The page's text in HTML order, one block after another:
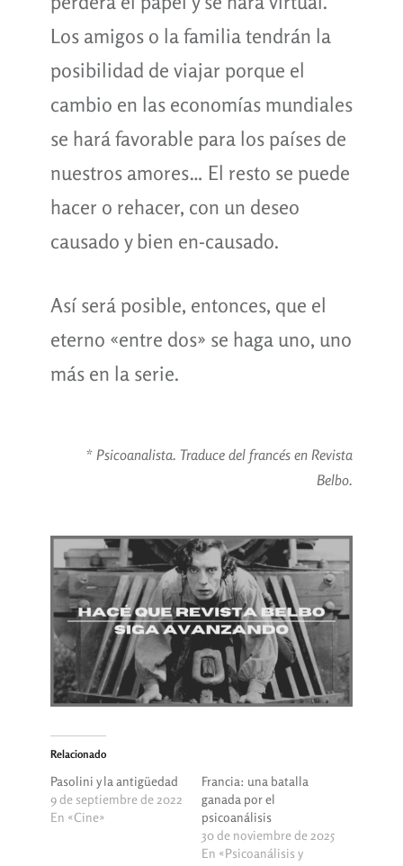
Los amigos o la familia tendrán la
posibilidad de viajar porque el
cambio en las economías mundiales
se hará favorable para los países de
nuestros amores… El resto se puede
hacer o rehacer, con un deseo
causado y bien en-causado.
Así será posible, entonces, que el
eterno «entre dos» se haga uno, uno
más en la serie.
* Psicoanalista. Traduce del francés en Revista
Belbo.
Relacionado
Pasolini y la antigüedad
9 de septiembre de 2022
En «Cine»
Francia: una batalla
ganada por el
psicoanálisis
30 de noviembre de 2025
En «Psicoanálisis y